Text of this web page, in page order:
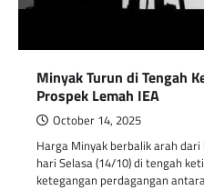
Minyak Turun di Tengah
Prospek Lemah IEA
October 14, 2025
Harga Minyak berbalik arah
hari Selasa (14/10) di tengah
ketegangan perdagangan